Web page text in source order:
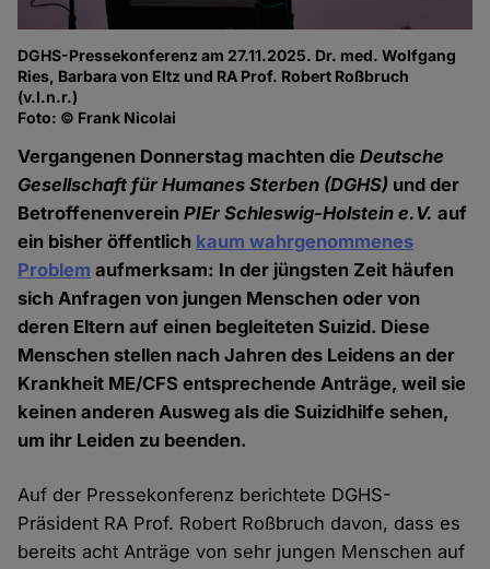
DGHS-Pressekonferenz am 27.11.2025. Dr. med. Wolfgang
Ries, Barbara von Eltz und RA Prof. Robert Roßbruch
(v.l.n.r.)
Foto: © Frank Nicolai
Vergangenen Donnerstag machten dieDeutsche
Gesellschaft für Humanes Sterben (DGHS) und der
BetroffenenvereinPIEr Schleswig-Holstein e.V. auf
ein bisher öffentlich kaum wahrgenommenes
Problem aufmerksam: In der jüngsten Zeit häufen
sich Anfragen von jungen Menschen oder von
deren Eltern auf einen begleiteten Suizid. Diese
Menschen stellen nach Jahren des Leidens an der
Krankheit ME/CFS entsprechende Anträge, weil sie
keinen anderen Ausweg als die Suizidhilfe sehen,
um ihr Leiden zu beenden.
Auf der Pressekonferenz berichtete DGHS-
Präsident RA Prof. Robert Roßbruch davon, dass es
bereits acht Anträge von sehr jungen Menschen auf